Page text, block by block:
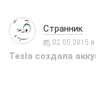
Странник
02.05.2015
Tesla создала